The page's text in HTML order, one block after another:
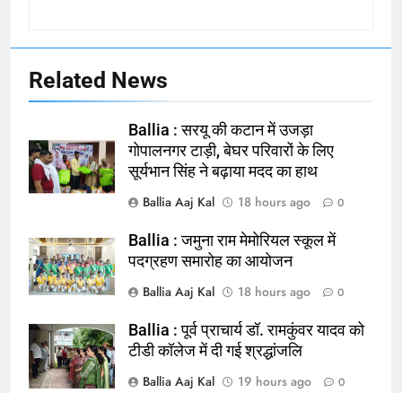
164
चिकित्सक, किया प्रदर्शन
NATIONAL बलिया
165
Related News
Ballia : सरयू की कटान में उजड़ा
गोपालनगर टाड़ी, बेघर परिवारों के लिए
सूर्यभान सिंह ने बढ़ाया मदद का हाथ
Ballia Aaj Kal
18 hours ago 0
Ballia : जमुना राम मेमोरियल स्कूल में
पदग्रहण समारोह का आयोजन
Ballia Aaj Kal
18 hours ago 0
Ballia : पूर्व प्राचार्य डॉ. रामकुंवर यादव को
टीडी कॉलेज में दी गई श्रद्धांजलि
Ballia Aaj Kal
19 hours ago 0